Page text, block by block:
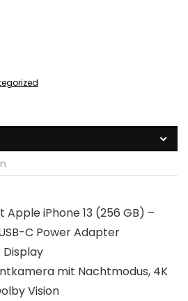
Apple iPhone 13 (256 GB) –
C Power Adapter
Display
mit Nachtmodus, 4K
Vision